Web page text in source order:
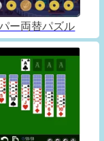
ー両替パズル